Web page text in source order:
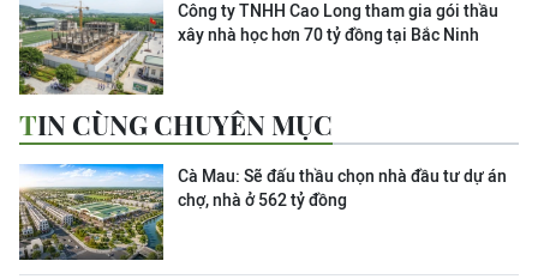
Công ty TNHH Cao Long tham gia gói thầu
xây nhà học hơn 70 tỷ đồng tại Bắc Ninh
TIN CÙNG CHUYÊN MỤC
Cà Mau: Sẽ đấu thầu chọn nhà đầu tư dự án
chợ, nhà ở 562 tỷ đồng